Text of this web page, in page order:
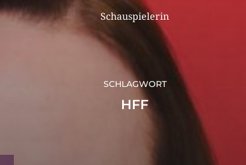
Schauspielerin
SCHLAGWORT
HFF